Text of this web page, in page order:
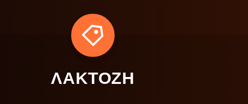
ΛΑΚΤΟΖΗ